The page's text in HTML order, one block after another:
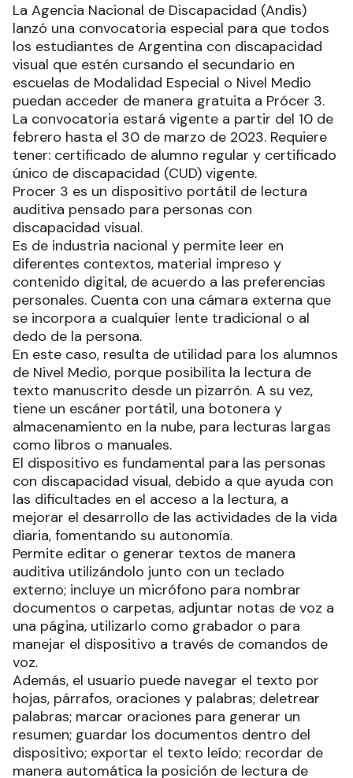
La Agencia Nacional de Discapacidad (Andis)
lanzó una convocatoria especial para que todos
los estudiantes de Argentina con discapacidad
visual que estén cursando el secundario en
escuelas de Modalidad Especial o Nivel Medio
puedan acceder de manera gratuita a Prócer 3.
La convocatoria estará vigente a partir del 10 de
febrero hasta el 30 de marzo de 2023. Requiere
tener: certificado de alumno regular y certificado
único de discapacidad (CUD) vigente.
Procer 3 es un dispositivo portátil de lectura
auditiva pensado para personas con
discapacidad visual.
Es de industria nacional y permite leer en
diferentes contextos, material impreso y
contenido digital, de acuerdo a las preferencias
personales. Cuenta con una cámara externa que
se incorpora a cualquier lente tradicional o al
dedo de la persona.
En este caso, resulta de utilidad para los alumnos
de Nivel Medio, porque posibilita la lectura de
texto manuscrito desde un pizarrón. A su vez,
tiene un escáner portátil, una botonera y
almacenamiento en la nube, para lecturas largas
como libros o manuales.
El dispositivo es fundamental para las personas
con discapacidad visual, debido a que ayuda con
las dificultades en el acceso a la lectura, a
mejorar el desarrollo de las actividades de la vida
diaria, fomentando su autonomía.
Permite editar o generar textos de manera
auditiva utilizándolo junto con un teclado
externo; incluye un micrófono para nombrar
documentos o carpetas, adjuntar notas de voz a
una página, utilizarlo como grabador o para
manejar el dispositivo a través de comandos de
voz.
Además, el usuario puede navegar el texto por
hojas, párrafos, oraciones y palabras; deletrear
palabras; marcar oraciones para generar un
resumen; guardar los documentos dentro del
dispositivo; exportar el texto leído; recordar de
manera automática la posición de lectura de